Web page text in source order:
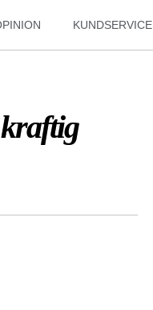
KUNDSERVICE